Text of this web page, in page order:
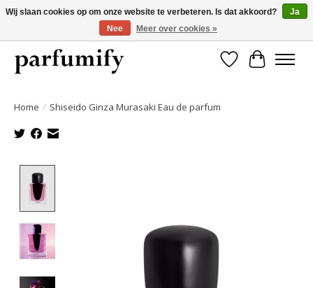
750+ Geuren | Gratis verzending | Maandelijks opzegbaar
Verlanglijst
Home / Shiseido Ginza Murasaki Eau de parfum
Wij slaan cookies op om onze website te verbeteren. Is dat akkoord?
Ja
Nee
Meer over cookies »